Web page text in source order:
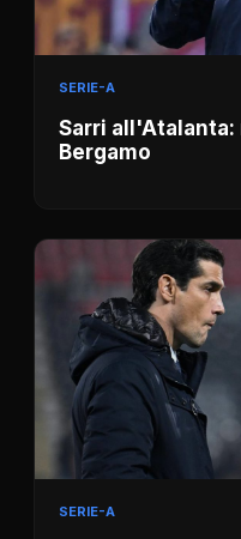
SERIE-A
Sarri
Bergamo
SERIE-A